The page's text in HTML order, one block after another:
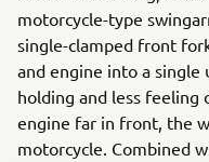
motorcycle-type
single-clamped front
and engine into a
holding and less
engine far in front, the
motorcycle. Combined